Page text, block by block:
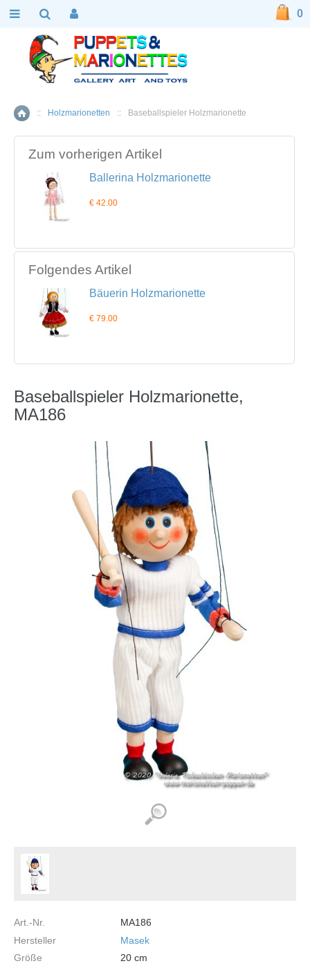
Home
:: Holzmarionetten :: Baseballspieler Holzmarionette
Zum vorherigen Artikel
Ballerina Holzmarionette
€ 42.00
Folgendes Artikel
Bäuerin Holzmarionette
€ 79.00
Baseballspieler Holzmarionette,
MA186
Art.-Nr.
MA186
Hersteller
Masek
Größe
20 cm
0